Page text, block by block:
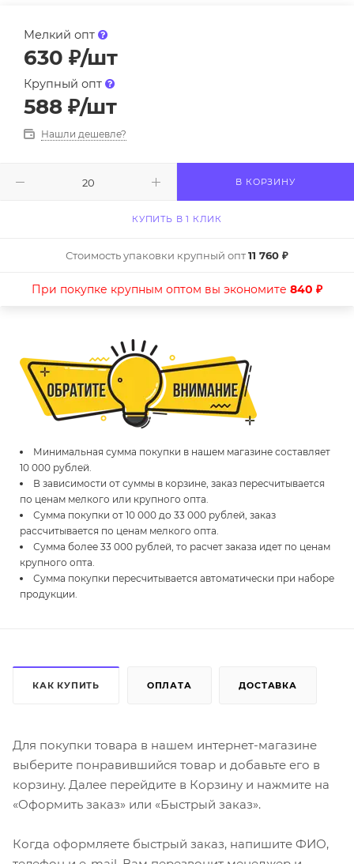
Мелкий опт
630 ₽/шт
Крупный опт
588 ₽/шт
Нашли дешевле?
В КОРЗИНУ
КУПИТЬ В 1 КЛИК
Стоимость упаковки крупный опт11 760 ₽
При покупке крупным оптом вы экономите 840 ₽
Минимальная сумма покупки в нашем магазине составляет
10 000 рублей.
В зависимости от суммы в корзине, заказ пересчитывается
по ценам мелкого или крупного опта.
Сумма покупки от 10 000 до 33 000 рублей, заказ
рассчитывается по ценам мелкого опта.
Сумма более 33 000 рублей, то расчет заказа идет по ценам
крупного опта.
Сумма покупки пересчитывается автоматически при наборе
продукции.
КАК КУПИТЬ ОПЛАТА ДОСТАВКА
Для покупки товара в нашем интернет-магазине
выберите понравившийся товар и добавьте его в
корзину. Далее перейдите в Корзину и нажмите на
«Оформить заказ» или «Быстрый заказ».
Когда оформляете быстрый заказ, напишите ФИО,